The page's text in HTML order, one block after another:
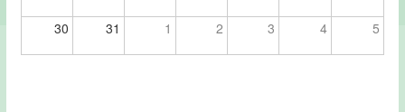
30 31 1 2 3 4 5